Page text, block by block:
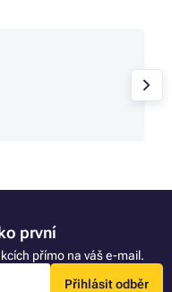
první
přímo na váš e-mail.
Přihlásit odběr